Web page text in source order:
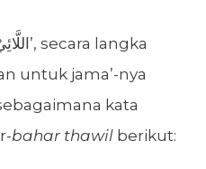
untuk jama’-nya
kata
bahar thawil berikut: